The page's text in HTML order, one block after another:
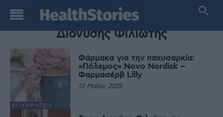
TAG
Διονύσης Φιλιώτης
ΕΠΙΧΕΙΡΉΣΕΙΣ
Φάρμακα για την παχυσαρκία:
«Πόλεμος» Novo Nordisk –
Φαρμασέρβ Lilly
13 Μαΐου 2025